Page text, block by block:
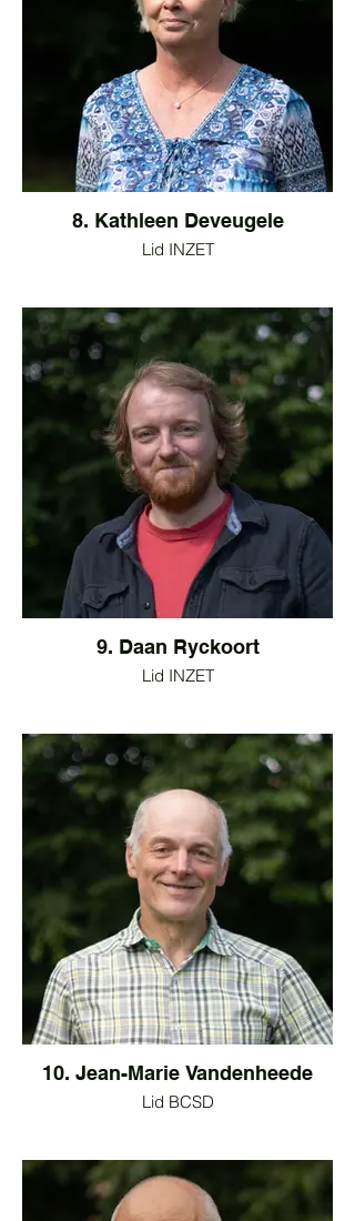
8. Kathleen Deveugele
Lid INZET
9. Daan Ryckoort
Lid INZET
10. Jean-Marie Vandenheede
Lid BCSD